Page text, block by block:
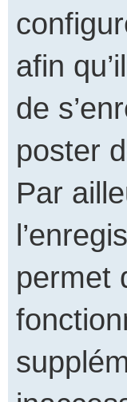
afin
de
poster
Par
permet